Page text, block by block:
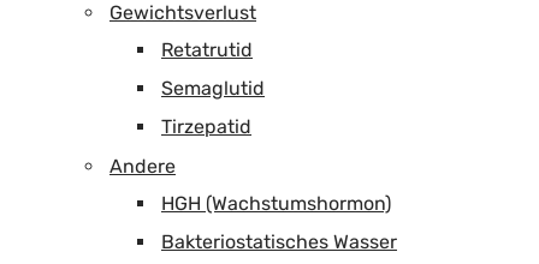
Gewichtsverlust
Retatrutid
Semaglutid
Tirzepatid
Andere
HGH (Wachstumshormon)
Bakteriostatisches Wasser